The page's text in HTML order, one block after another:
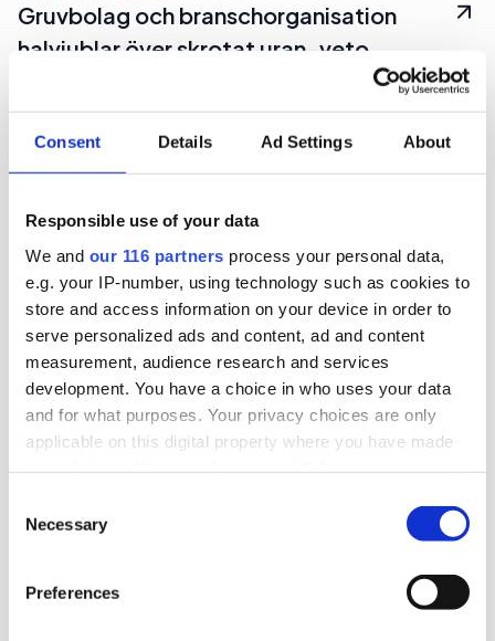
Consent Details Ad Settings About
Responsible use of your data
We and our 116 partners process your personal data,
e.g. your IP-number, using technology such as cookies to
store and access information on your device in order to
serve personalized ads and content, ad and content
measurement, audience research and services
development. You have a choice in who uses your data
and for what purposes. Your privacy choices are only
applicable on this digital property where you have made
the Privacy trigger icon.
Find out more about how your personal data is processed
and set your preferences in the
Selection
Necessary
Preferences
Gruvbolag och branschorganisation
halvjublar över skrotat uran-veto
Gruvindustrins branschorganisation pratar om
”ett steg framåt och två bakåt” när det gäller
andra metaller. Gruvföretaget District Metals
lovar att fortsätta att lobba för att uranbrytning
ska ske i Sverige.
Lobbying Opinionsbildning Politik
2026-06-16, 07:24
TCO och ST kritiska till regeringens
Den fackliga centralorganisationen TCO och
dess medlemsförbund ST är kritiska till att
riksdagen klubbade igenom propositionen Ett